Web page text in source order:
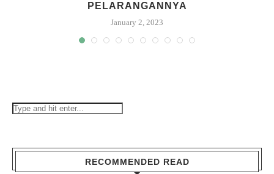
PELARANGANNYA
January 2, 2023
RECOMMENDED READ